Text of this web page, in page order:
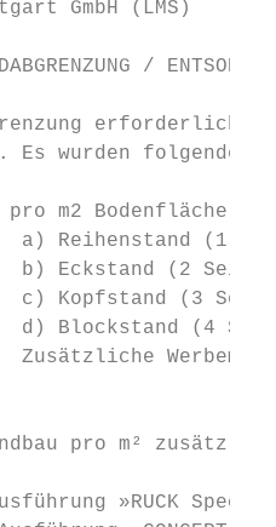
GmbH
/
wurden folgende
pro m2